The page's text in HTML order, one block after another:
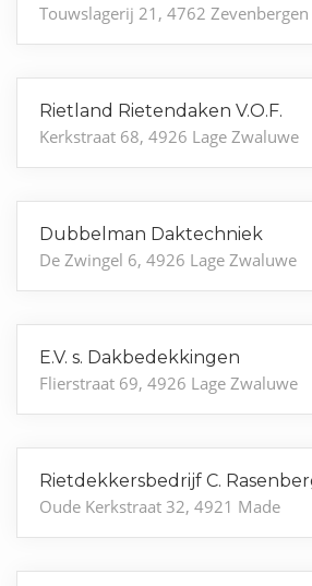
Touwslagerij 21, 4762 Zevenbergen
Rietland Rietendaken V.O.F.
Kerkstraat 68, 4926 Lage Zwaluwe
Dubbelman Daktechniek
De Zwingel 6, 4926 Lage Zwaluwe
E.V. s. Dakbedekkingen
Flierstraat 69, 4926 Lage Zwaluwe
Rietdekkersbedrijf C.
Oude Kerkstraat 32, 4921 Made